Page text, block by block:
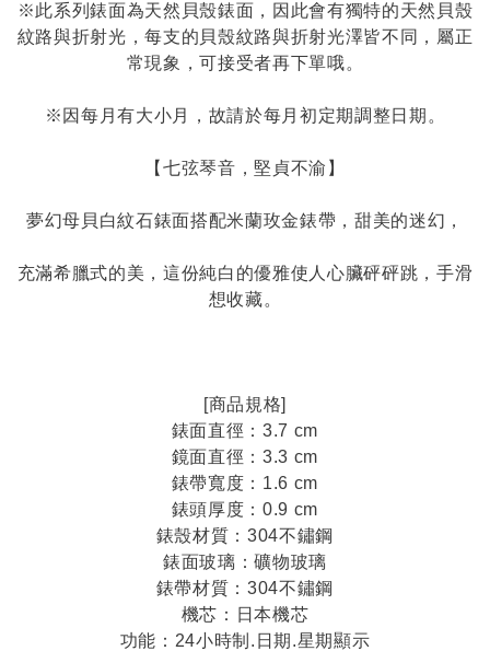
※此系列錶面為天然貝殼錶面，因此會有獨特的天然貝殼
紋路與折射光，每支的貝殼紋路與折射光澤皆不同，屬正
常現象，可接受者再下單哦。
※因每月有大小月，故請於每月初定期調整日期。
【七弦琴音，堅貞不渝】
夢幻母貝白紋石錶面搭配米蘭玫金錶帶，甜美的迷幻，
充滿希臘式的美，這份純白的優雅使人心臟砰砰跳，手滑
想收藏。
[商品規格]
錶面直徑：3.7 cm
鏡面直徑：3.3 cm
錶帶寬度：1.6 cm
錶頭厚度：0.9 cm
錶殼材質：304不鏽鋼
錶面玻璃：礦物玻璃
錶帶材質：304不鏽鋼
機芯：日本機芯
功能：24小時制.日期.星期顯示